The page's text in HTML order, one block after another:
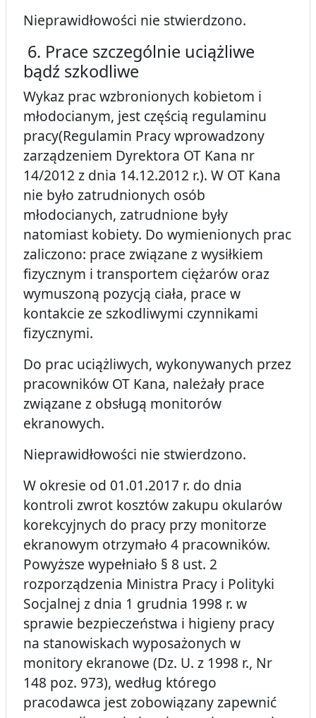
Nieprawidłowości nie stwierdzono.
6. Prace szczególnie uciążliwe
bądź szkodliwe
Wykaz prac wzbronionych kobietom i
młodocianym, jest częścią regulaminu
pracy(Regulamin Pracy wprowadzony
zarządzeniem Dyrektora OT Kana nr
14/2012 z dnia 14.12.2012 r.). W OT Kana
nie było zatrudnionych osób
młodocianych, zatrudnione były
natomiast kobiety. Do wymienionych prac
zaliczono: prace związane z wysiłkiem
fizycznym i transportem ciężarów oraz
wymuszoną pozycją ciała, prace w
kontakcie ze szkodliwymi czynnikami
fizycznymi.
Do prac uciążliwych, wykonywanych przez
pracowników OT Kana, należały prace
związane z obsługą monitorów
ekranowych.
Nieprawidłowości nie stwierdzono.
W okresie od 01.01.2017 r. do dnia
kontroli zwrot kosztów zakupu okularów
korekcyjnych do pracy przy monitorze
ekranowym otrzymało 4 pracowników.
Powyższe wypełniało § 8 ust. 2
rozporządzenia Ministra Pracy i Polityki
Socjalnej z dnia 1 grudnia 1998 r. w
sprawie bezpieczeństwa i higieny pracy
na stanowiskach wyposażonych w
monitory ekranowe (Dz. U. z 1998 r., Nr
148 poz. 973), według którego
pracodawca jest zobowiązany zapewnić